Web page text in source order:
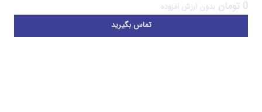
0 تومان بدون ارزش افزوده
تماس بگیرید